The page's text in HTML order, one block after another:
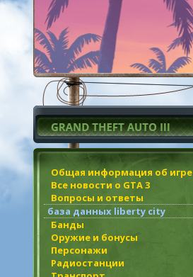
Общая информация об игре
Все новости о GTA 3
Вопросы и ответы
база данных liberty city
Банды
Оружие и бонусы
Персонажи
Радиостанции